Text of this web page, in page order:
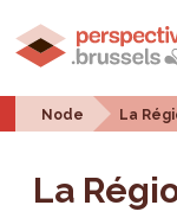
Node La
La